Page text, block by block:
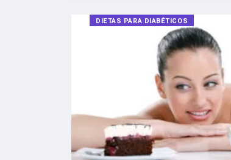
DIETAS PARA DIABÉTICOS